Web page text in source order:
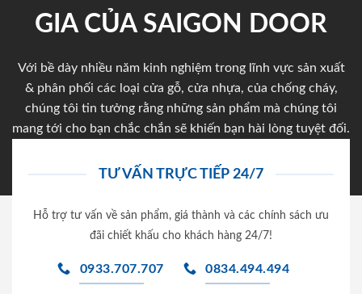
GIA CỦA SAIGON DOOR
Với bề dày nhiều năm kinh nghiệm trong lĩnh vực sản xuất
& phân phối các loại cửa gỗ, cửa nhựa, của chống cháy,
chúng tôi tin tưởng rằng những sản phẩm mà chúng tôi
mang tới cho bạn chắc chắn sẽ khiến bạn hài lòng tuyệt đối.
TƯ VẤN TRỰC TIẾP 24/7
Hỗ trợ tư vấn về sản phẩm, giá thành và các chính sách ưu
đãi chiết khấu cho khách hàng 24/7!
0933.707.707 0834.494.494